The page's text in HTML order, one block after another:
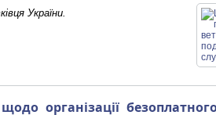
України.
організації